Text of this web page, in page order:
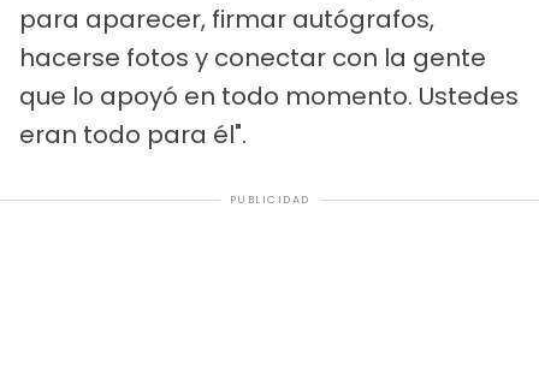
para aparecer, firmar autógrafos,
hacerse fotos y conectar con la gente
que lo apoyó en todo momento. Ustedes
eran todo para él".
PUBLICIDAD